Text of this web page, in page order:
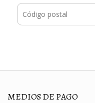
MEDIOS DE PAGO